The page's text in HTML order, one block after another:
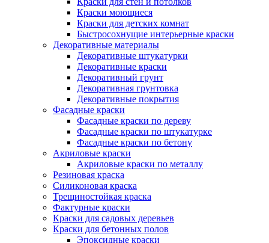
Краски моющиеся
Краски для детских комнат
Быстросохнущие интерьерные краски
Декоративные материалы
Декоративные штукатурки
Декоративные краски
Декоративный грунт
Декоративная грунтовка
Декоративные покрытия
Фасадные краски
Фасадные краски по дереву
Фасадные краски по штукатурке
Фасадные краски по бетону
Акриловые краски
Акриловые краски по металлу
Резиновая краска
Силиконовая краска
Трещиностойкая краска
Фактурные краски
Краски для садовых деревьев
Краски для бетонных полов
Эпоксидные краски